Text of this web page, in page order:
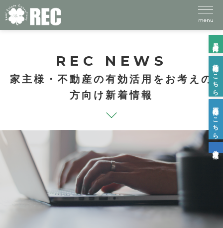
menu
入居者様向け
賃貸物件はこちら
売買物件はこちら
REC NEWS
家主様・不動産の有効活用をお考えの
方向け新着情報